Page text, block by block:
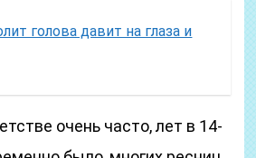
голова давит на глаза и
очень часто, лет в 14-